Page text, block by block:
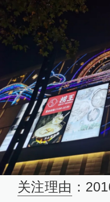
关注理由 ：